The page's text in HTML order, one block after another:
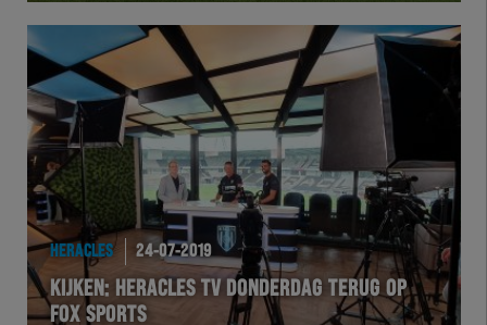
HERACLES 24-07-2019
KIJKEN: HERACLES TV DONDERDAG TERUG OP
FOX SPORTS